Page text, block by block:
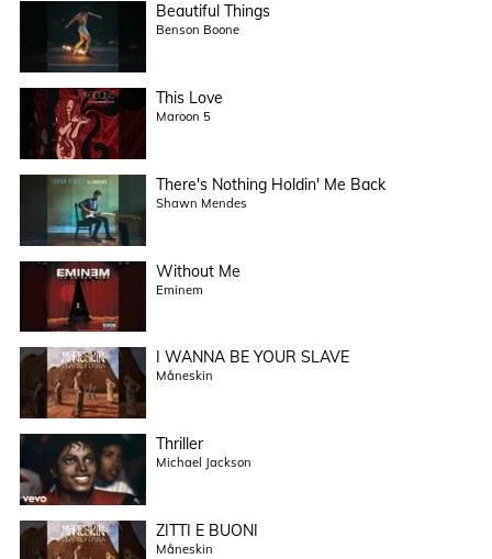
Beautiful Things
Benson Boone
This Love
Maroon 5
There's Nothing Holdin' Me Back
Shawn Mendes
Without Me
Eminem
I WANNA BE YOUR SLAVE
Måneskin
Thriller
Michael Jackson
ZITTI E BUONI
Måneskin